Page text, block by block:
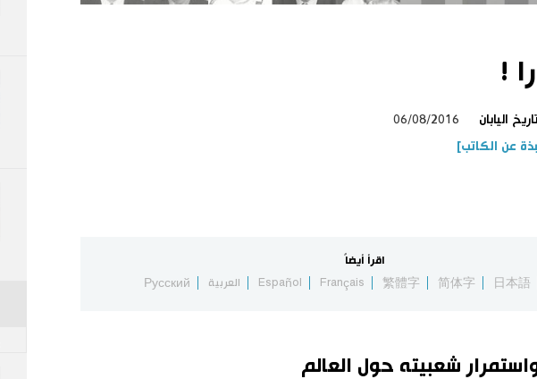
!
تاريخ اليابان
06/08/2016
عن الكاتب]
اقرأ أيضاً
日本語
简体字
繁體字
Français
Español العربية Русский
شعبيته حول العالم